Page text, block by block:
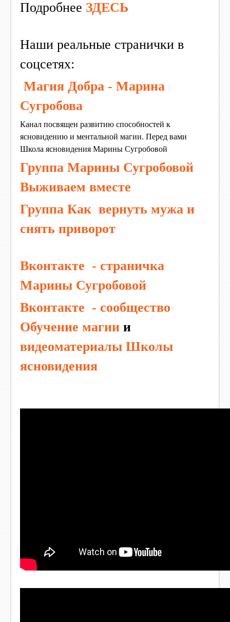
Подробнее ЗДЕСЬ
Наши реальные странички в
соцсетях:
Магия Добра - Марина
Сугробова
Канал посвящен развитию способностей к
ясновидению и ментальной магии. Перед вами
Школа ясновидения Марины Сугробовой
Группа Марины Сугробовой
Выживаем вместе
Группа Как вернуть мужа и
снять приворот
Вконтакте - страничка
Марины Сугробовой
Вконтакте - сообщество
Обучение магии и
видеоматериалы Школы
ясновидения